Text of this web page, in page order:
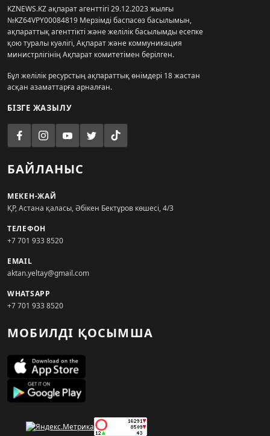
KZNEWS.KZ ақпарат агенттігі 29.12.2023 жылғы
№KZ64VPY00084819 Мерзімді баспасөз басылымын,
ақпараттық агенттікті және желілік басылымды есепке
қою туралы куәлігі, Ақпарат және коммуникация
министрлігінің Ақпарат комитетімен берілген.
Бұл желілік ресурстың ақпараттық өнімдері 18 жастан
асқан азаматтарға арналған.
БІЗГЕ ЖАЗЫЛУ
БАЙЛАНЫС
МЕКЕН-ЖАЙ
ҚР, Астана қаласы, Әбікен Бектұров көшесі, 4/3
ТЕЛЕФОН
+7 701 933 8520
EMAIL
aktan.yeltay@gmail.com
WHATSAPP
+7 701 933 8520
МОБИЛДІ ҚОСЫМША